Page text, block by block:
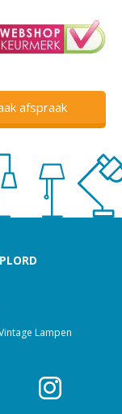
afspraak
Lampen